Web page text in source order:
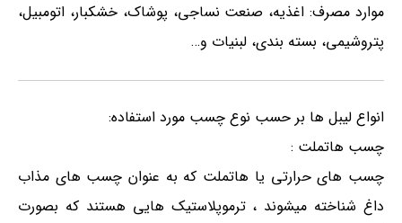
موارد مصرف: اغذیه، صنعت نساجی، پوشاک، خشکبار، اتومبیل،
پتروشیمی، بسته بندی، لبنیات و…
انواع لیبل ها بر حسب نوع چسب مورد استفاده:
چسب هاتملت :
چسب های حرارتی یا هاتملت که به عنوان چسب های مذاب
داغ شناخته میشوند ، ترموپلاستیک هایی هستند که بصورت